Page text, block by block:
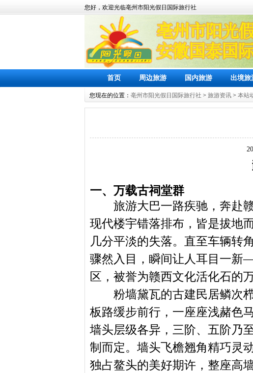
您好，欢迎光临亳州市阳光假日国际旅行社
首页 周边旅游 国内旅游 出境旅
您现在的位置： 亳州市阳光假日国际旅行社 > 旅游资讯 > 本站
一、万载古祠堂群
旅游大巴一路疾驰，奔赴
现代楼宇错落排布，皆是拔地
几分平淡的失落。直至车辆转
骤然入目，瞬间让人耳目一新
区，被誉为赣西文化活化石的
粉墙黛瓦的古建民居鳞次
板路缓步前行，一座座浅赭色
墙头层级各异，三阶、五阶乃
制而定。墙头飞檐翘角精巧灵
独占鳌头的美好期许，整座高